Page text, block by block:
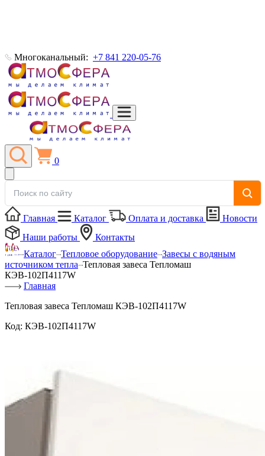
Многоканальный: +7 841 220-05-76
0
Главная Каталог Оплата и доставка
Новости
Наши работы
Контакты
Каталог Тепловое оборудование Завесы с водяным
источником тепла Тепловая завеса Тепломаш
КЭВ-102П4117W
Главная
Тепловая завеса Тепломаш КЭВ-102П4117W
Код: КЭВ-102П4117W